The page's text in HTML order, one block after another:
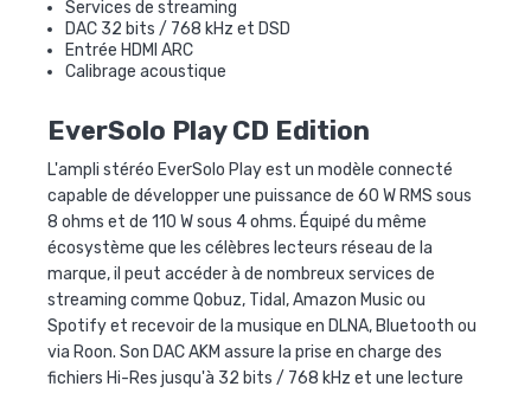
Services de streaming
DAC 32 bits / 768 kHz et DSD
Entrée HDMI ARC
Calibrage acoustique
EverSolo Play CD Edition
L'ampli stéréo EverSolo Play est un modèle connecté
capable de développer une puissance de 60 W RMS sous
8 ohms et de 110 W sous 4 ohms. Équipé du même
écosystème que les célèbres lecteurs réseau de la
marque, il peut accéder à de nombreux services de
streaming comme Qobuz, Tidal, Amazon Music ou
Spotify et recevoir de la musique en DLNA, Bluetooth ou
via Roon. Son DAC AKM assure la prise en charge des
fichiers Hi-Res jusqu'à 32 bits / 768 kHz et une lecture